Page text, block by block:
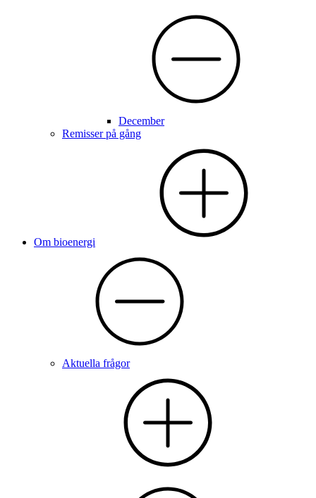
December
Remisser på gång
Om bioenergi
Aktuella frågor